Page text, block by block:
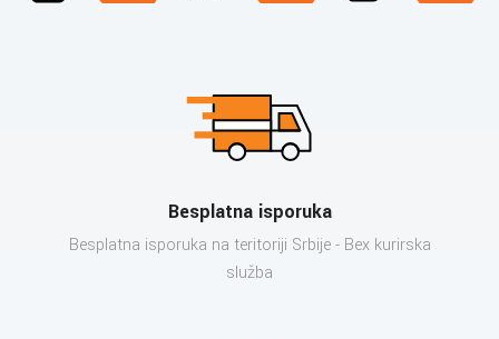
Besplatna isporuka
Besplatna isporuka na teritoriji Srbije - Bex kurirska
služba